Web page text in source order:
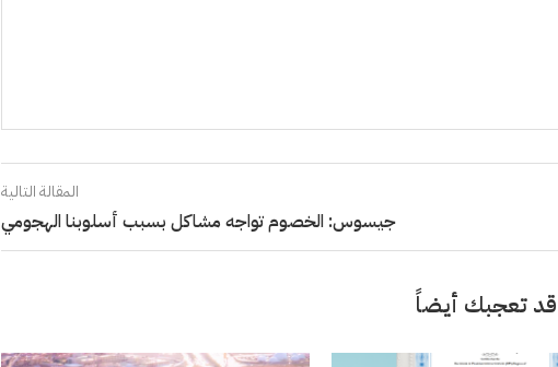
المقالة التالية
جيسوس: الخصوم تواجه مشاكل بسبب أسلوبنا الهجومي
قد تعجبك أيضاً